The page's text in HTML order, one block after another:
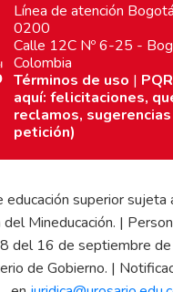
Línea de atención
0200
Calle 12C Nº 6-25 -
Colombia
Términos de uso |
aquí: felicitaciones,
reclamos,
petición)
educación superior sujeta
del Mineducación. |
del 16 de septiembre
de Gobierno. |